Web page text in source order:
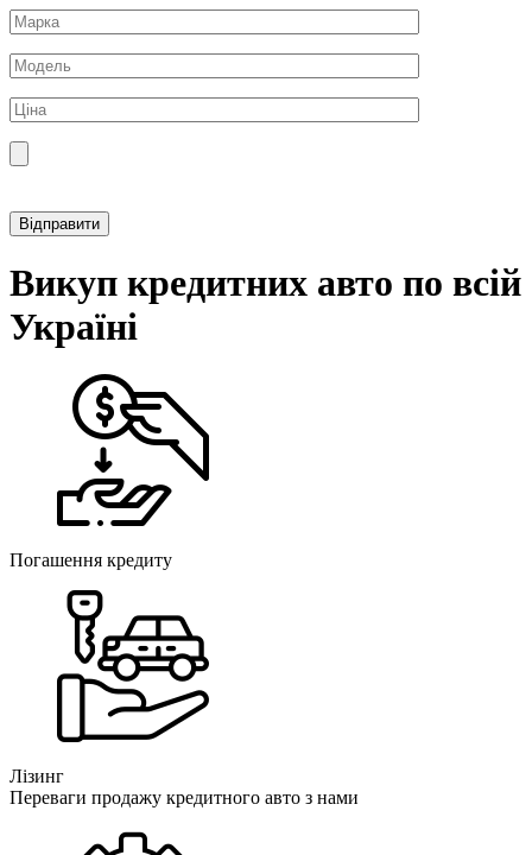
Викуп кредитних авто по всій
Україні
Погашення кредиту
Лізинг
Переваги продажу кредитного авто з нами